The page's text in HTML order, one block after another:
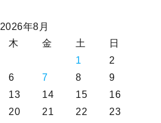
2026年8月
木 金 土
日
1
2
6 7 8
9
13 14 15
16
20 21 22
23